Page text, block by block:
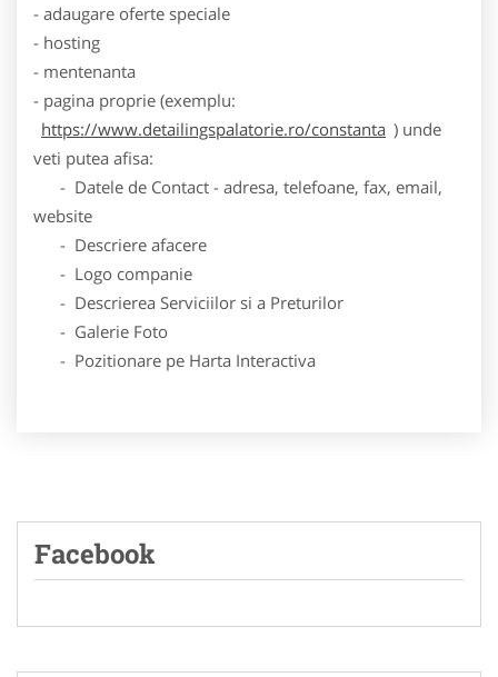
- adaugare oferte speciale
- hosting
- mentenanta
- pagina proprie (exemplu:
https://www.detailingspalatorie.ro/constanta ) unde
veti putea afisa:
- Datele de Contact - adresa, telefoane, fax, email,
website
- Descriere afacere
- Logo companie
- Descrierea Serviciilor si a Preturilor
- Galerie Foto
- Pozitionare pe Harta Interactiva
Facebook